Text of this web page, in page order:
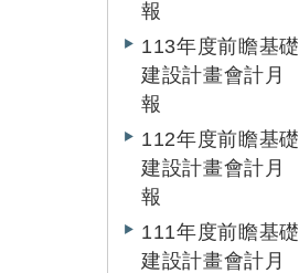
報
113年度前瞻基礎
建設計畫會計月
報
112年度前瞻基礎
建設計畫會計月
報
111年度前瞻基礎
建設計畫會計月